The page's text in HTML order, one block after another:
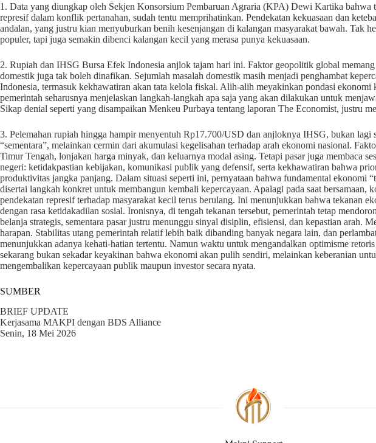
1. Data yang diungkap oleh Sekjen Konsorsium Pembaruan Agraria (KPA) Dewi Kartika bahwa
represif dalam konflik pertanahan, sudah tentu memprihatinkan. Pendekatan kekuasaan dan
andalan, yang justru kian menyuburkan benih kesenjangan di kalangan masyarakat bawah. Tak
populer, tapi juga semakin dibenci kalangan kecil yang merasa punya kekuasaan.
2. Rupiah dan IHSG Bursa Efek Indonesia anjlok tajam hari ini. Faktor geopolitik global
domestik juga tak boleh dinafikan. Sejumlah masalah domestik masih menjadi penghambat
Indonesia, termasuk kekhawatiran akan tata kelola fiskal. Alih-alih meyakinkan pondasi ekonomi
pemerintah seharusnya menjelaskan langkah-langkah apa saja yang akan dilakukan untuk
Sikap denial seperti yang disampaikan Menkeu Purbaya tentang laporan The Economist, justru
3. Pelemahan rupiah hingga hampir menyentuh Rp17.700/USD dan anjloknya IHSG, bukan lagi
“sementara”, melainkan cermin dari akumulasi kegelisahan terhadap arah ekonomi nasional.
Timur Tengah, lonjakan harga minyak, dan keluarnya modal asing. Tetapi pasar juga membaca
negeri: ketidakpastian kebijakan, komunikasi publik yang defensif, serta kekhawatiran bahwa
produktivitas jangka panjang. Dalam situasi seperti ini, pernyataan bahwa fundamental ekonomi
disertai langkah konkret untuk membangun kembali kepercayaan. Apalagi pada saat bersamaan,
pendekatan represif terhadap masyarakat kecil terus berulang. Ini menunjukkan bahwa tekanan
dengan rasa ketidakadilan sosial. Ironisnya, di tengah tekanan tersebut, pemerintah tetap
belanja strategis, sementara pasar justru menunggu sinyal disiplin, efisiensi, dan kepastian arah.
harapan. Stabilitas utang pemerintah relatif lebih baik dibanding banyak negara lain, dan
menunjukkan adanya kehati-hatian tertentu. Namun waktu untuk mengandalkan optimisme
sekarang bukan sekadar keyakinan bahwa ekonomi akan pulih sendiri, melainkan keberanian
mengembalikan kepercayaan publik maupun investor secara nyata.
SUMBER
BRIEF UPDATE
Kerjasama MAKPI dengan BDS Alliance
Senin, 18 Mei 2026